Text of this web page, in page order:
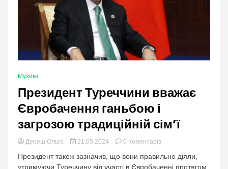
Музика
Президент Туреччини вважає
Євробачення ганьбою і
загрозою традиційній сім’ї
Дереш Ольга 21.05.2024 0 Коментарівв
Президент
Президент також зазначив, що вони правильно діяли,
утримуючи Туреччину від участі в Євробаченні протягом